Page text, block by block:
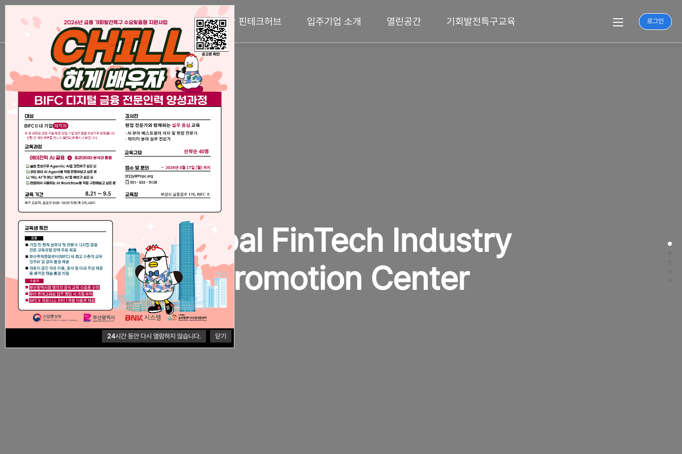
24시간 동안 다시 열람하지 않습니다. 닫기
로그인
센터 소개 부산 핀테크허브 입주기업 소개 열린공간 기회발전특구교육
Global FinTech Industry
Promotion Center